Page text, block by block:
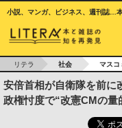
小説、マンガ、ビジネス、週刊誌…
リテラ 社会 マスコ
安倍首相が自衛隊を前に
政権忖度で“改憲CMの量